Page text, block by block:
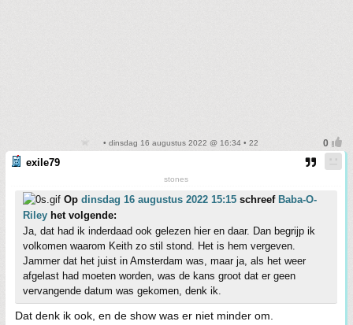
• dinsdag 16 augustus 2022 @ 16:34 • 22
exile79
stones
Op dinsdag 16 augustus 2022 15:15 schreef Baba-O-
Riley het volgende:
Ja, dat had ik inderdaad ook gelezen hier en daar. Dan begrijp ik
volkomen waarom Keith zo stil stond. Het is hem vergeven.
Jammer dat het juist in Amsterdam was, maar ja, als het weer
afgelast had moeten worden, was de kans groot dat er geen
vervangende datum was gekomen, denk ik.
Dat denk ik ook, en de show was er niet minder om.